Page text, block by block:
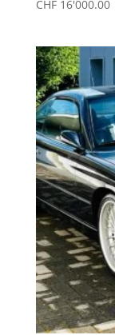
CHF16'000.00